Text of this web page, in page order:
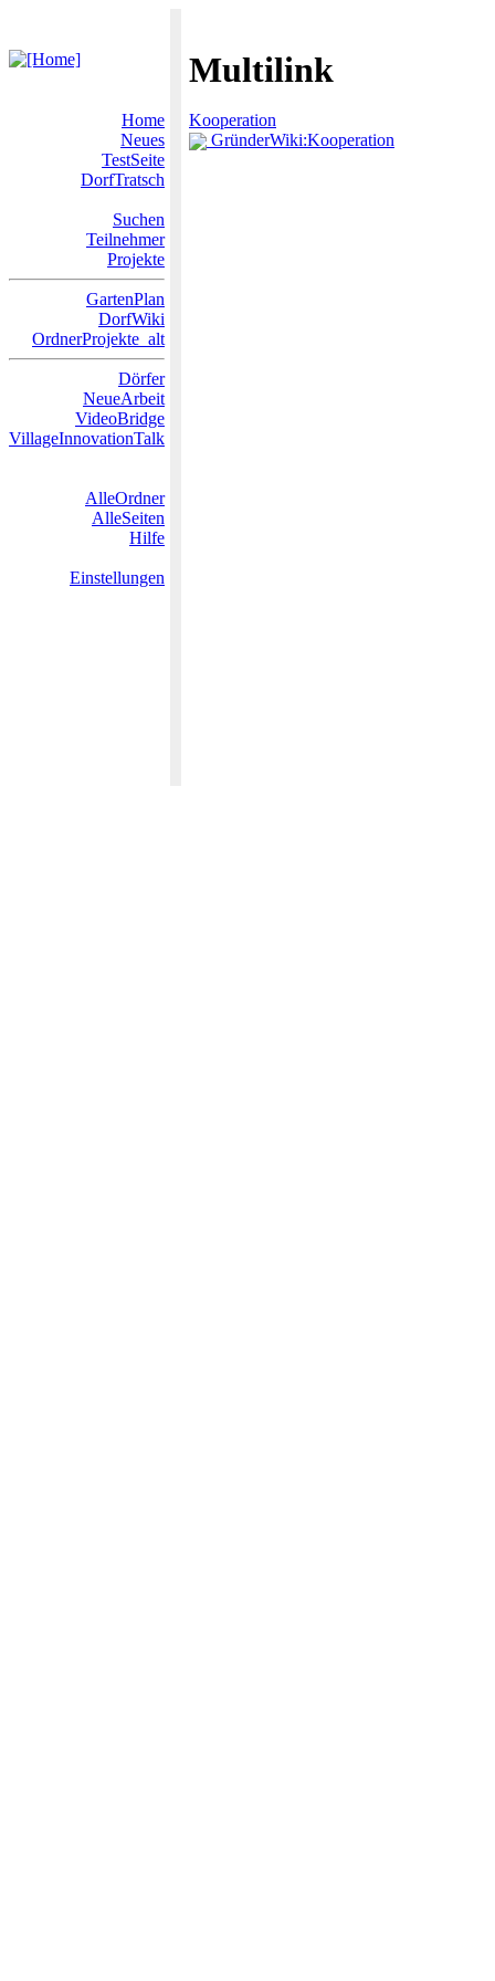
Multilink
Home
Neues
TestSeite
DorfTratsch
Suchen
Teilnehmer
Projekte
GartenPlan
DorfWiki
OrdnerProjekte_alt
Dörfer
NeueArbeit
VideoBridge
VillageInnovationTalk
AlleOrdner
AlleSeiten
Hilfe
Einstellungen
Kooperation
GründerWiki:Kooperation